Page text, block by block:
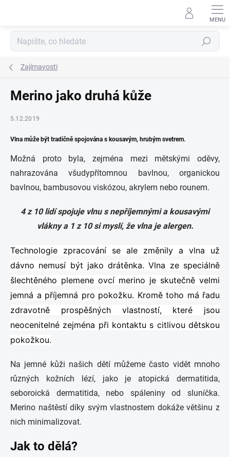
Hledat
Zajímavosti
Merino jako druhá kůže
5.12.2019
Vlna může být tradičně spojována s kousavým, hrubým svetrem.
Možná proto byla, zejména mezi mětskými oděvy,
nahrazována všudypřítomnou bavlnou, organickou
bavlnou, bambusovou viskózou, akrylem nebo rounem.
4 z 10 lidí spojuje vlnu s nepříjemnými a kousavými
vlákny a 1 z 10 si myslí, že vlna je alergen.
Technologie zpracování se ale změnily a vlna už
dávno nemusí být jako drátěnka. Vlna ze speciálně
šlechtěného plemene ovcí merino je skutečně velmi
jemná a příjemná pro pokožku. Kromě toho má řadu
zdravotně prospěšných vlastností, které jsou
neocenitelné zejména při kontaktu s citlivou dětskou
pokožkou.
Na jemné kůži našich dětí můžeme často vidět mnoho
různých kožních lézí, jako je atopická dermatitida,
seboroická dermatitida, nebo spáleniny od sluníčka.
Merino naštěstí díky svým vlastnostem dokáže většinu z
nich minimalizovat.
Jak to dělá?